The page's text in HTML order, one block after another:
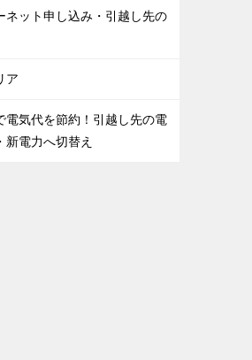
ネット申し込み・引越し先の
ア
電気代を節約！引越し先の電
新電力へ切替え